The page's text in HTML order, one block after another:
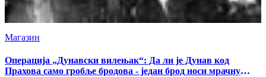
Магазин
Операција „Дунавски вилењак“: Да ли је Дунав код
Прахова само гробље бродова - један брод носи мрачну